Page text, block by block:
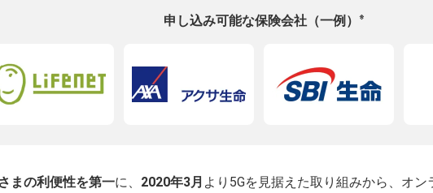
申し込み可能な保険会社（一例） ※
まの利便性を第一に、 2020年3月 より5Gを見据えた取り組みから、オン